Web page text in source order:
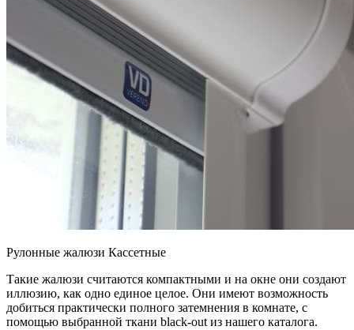
Рулонные жалюзи Кассетные
Такие жалюзи считаются компактными и на окне они создают
иллюзию, как одно единое целое. Они имеют возможность
добиться практически полного затемнения в комнате, с
помощью выбранной ткани black-out из нашего каталога.